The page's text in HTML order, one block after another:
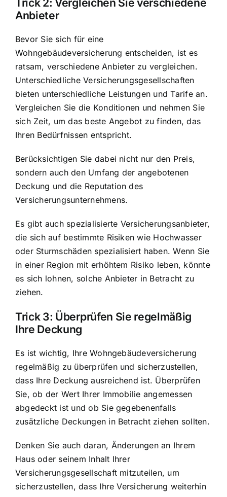
Anbieter
Bevor Sie sich für eine
Wohngebäudeversicherung entscheiden, ist es
ratsam, verschiedene Anbieter zu vergleichen.
Unterschiedliche Versicherungsgesellschaften
bieten unterschiedliche Leistungen und Tarife an.
Vergleichen Sie die Konditionen und nehmen Sie
sich Zeit, um das beste Angebot zu finden, das
Ihren Bedürfnissen entspricht.
Berücksichtigen Sie dabei nicht nur den Preis,
sondern auch den Umfang der angebotenen
Deckung und die Reputation des
Versicherungsunternehmens.
Es gibt auch spezialisierte Versicherungsanbieter,
die sich auf bestimmte Risiken wie Hochwasser
oder Sturmschäden spezialisiert haben. Wenn Sie
in einer Region mit erhöhtem Risiko leben, könnte
es sich lohnen, solche Anbieter in Betracht zu
ziehen.
Trick 3: Überprüfen Sie regelmäßig
Ihre Deckung
Es ist wichtig, Ihre Wohngebäudeversicherung
regelmäßig zu überprüfen und sicherzustellen,
dass Ihre Deckung ausreichend ist. Überprüfen
Sie, ob der Wert Ihrer Immobilie angemessen
abgedeckt ist und ob Sie gegebenenfalls
zusätzliche Deckungen in Betracht ziehen sollten.
Denken Sie auch daran, Änderungen an Ihrem
Haus oder seinem Inhalt Ihrer
Versicherungsgesellschaft mitzuteilen, um
sicherzustellen, dass Ihre Versicherung weiterhin